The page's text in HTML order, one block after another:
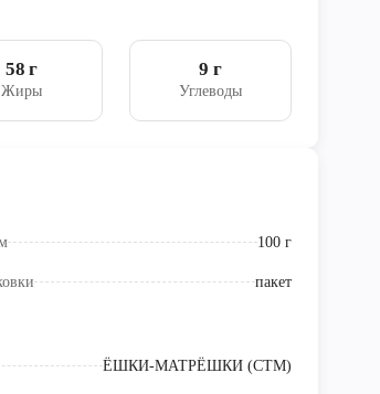
58 г
Жиры
9 г
Углеводы
100 г
пакет
ЁШКИ-МАТРЁШКИ (СТМ)